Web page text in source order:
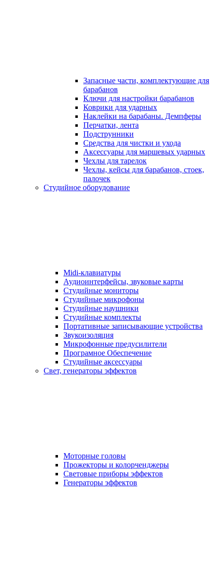
Запасные части, комплектующие для
барабанов
Ключи для настройки барабанов
Коврики для ударных
Наклейки на барабаны. Демпферы
Перчатки, лента
Подструнники
Средства для чистки и ухода
Аксессуары для маршевых ударных
Чехлы для тарелок
Чехлы, кейсы для барабанов, стоек,
палочек
Студийное оборудование
Midi-клавиатуры
Аудиоинтерфейсы, звуковые карты
Студийные мониторы
Студийные микрофоны
Студийные наушники
Студийные комплекты
Портативные записывающие устройства
Звукоизоляция
Микрофонные предусилители
Програмное Обеспечение
Студийные аксессуары
Свет, генераторы эффектов
Моторные головы
Прожекторы и колорченджеры
Световые приборы эффектов
Генераторы эффектов